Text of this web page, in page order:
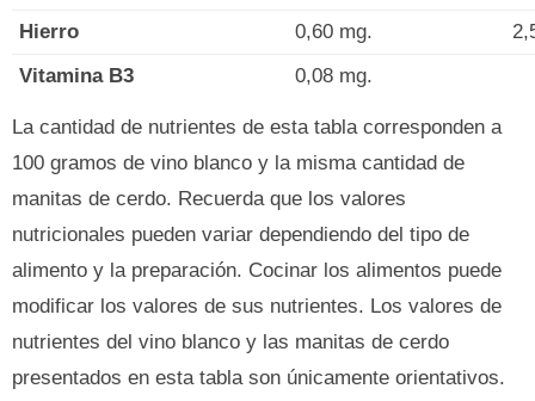
Hierro
0,60 mg.
Vitamina B3
0,08 mg.
La cantidad de nutrientes de esta tabla corresponden a
100 gramos de vino blanco y la misma cantidad de
manitas de cerdo. Recuerda que los valores
nutricionales pueden variar dependiendo del tipo de
alimento y la preparación. Cocinar los alimentos puede
modificar los valores de sus nutrientes. Los valores de
nutrientes del vino blanco y las manitas de cerdo
presentados en esta tabla son únicamente orientativos.